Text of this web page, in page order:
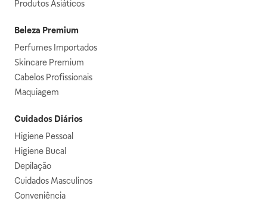
Produtos Asiáticos
Beleza Premium
Perfumes Importados
Skincare Premium
Cabelos Profissionais
Maquiagem
Cuidados Diários
Higiene Pessoal
Higiene Bucal
Depilação
Cuidados Masculinos
Conveniência